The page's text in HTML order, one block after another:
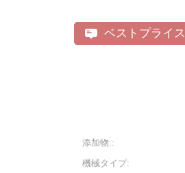
ベストプライス
添加物::
機械タイプ: